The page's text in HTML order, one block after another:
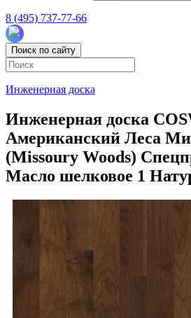
8 (495) 737-77-66
Поиск по сайту
Инженерная доска
Инженерная доска
Американский Леса
(Missoury Woods)
Масло шелковое 1